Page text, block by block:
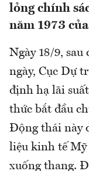
lỏng chính
năm 1973
Ngày 18/9, sau
ngày, Cục Dự
định hạ lãi
thức bắt đầu
Động thái này
liệu kinh tế Mỹ
xuống thang.